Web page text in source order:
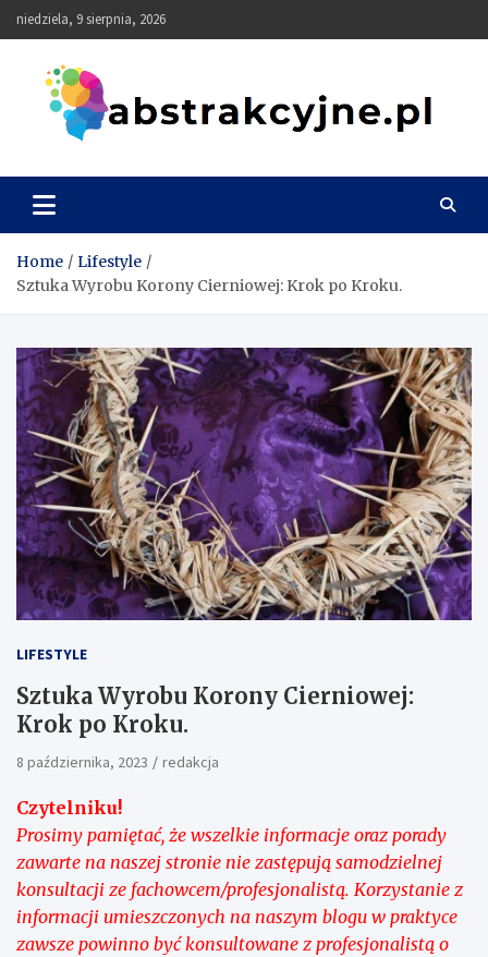
Skip
to
niedziela, 9 sierpnia, 2026
Abstrakcyjne
Home
Lifestyle
Sztuka Wyrobu Korony Cierniowej: Krok po Kroku.
LIFESTYLE
Sztuka Wyrobu Korony Cierniowej:
Krok po Kroku.
8 października, 2023 redakcja
Czytelniku!
Prosimy pamiętać, że wszelkie informacje oraz porady
zawarte na naszej stronie nie zastępują samodzielnej
konsultacji ze fachowcem/profesjonalistą. Korzystanie z
informacji umieszczonych na naszym blogu w praktyce
zawsze powinno być konsultowane z profesjonalistą o